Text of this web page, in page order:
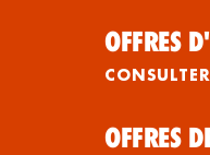
OFFRES
CONSULTER
OFFRES